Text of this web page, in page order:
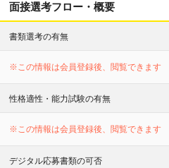
面接選考フロー・概要
書類選考の有無
※この情報は会員登録後、閲覧できます
性格適性・能力試験の有無
※この情報は会員登録後、閲覧できます
デジタル応募書類の可否